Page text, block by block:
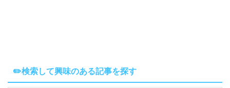
✏️検索して興味のある記事を探す